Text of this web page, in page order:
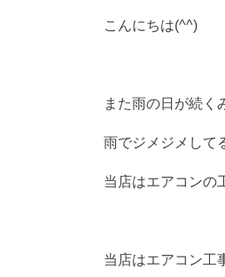
こんにちは(^^)
また雨の日が続く
雨でジメジメして
当店はエアコンの
当店はエアコン工